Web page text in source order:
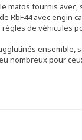
matos fournis
avec engin
de véhicules
nombreux pour